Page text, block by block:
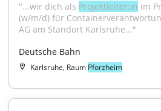
"...wir dich als Projektleiter:in im
(w/m/d) für
AG am Standort Karlsruhe..."
Deutsche Bahn
Karlsruhe, Raum Pforzheim